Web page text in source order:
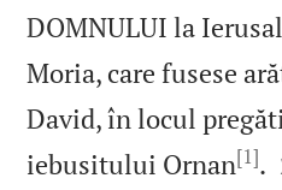
DOMNULUI la
Moria, care fusese
David, în locul
iebusitului Ornan[1].